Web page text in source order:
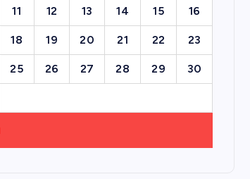
11 12 13 14 15 16
18 19 20 21 22 23
25 26 27 28 29 30